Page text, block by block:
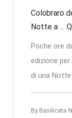
Colobraro
Notte a …
Poche ore
edizione
di una Notte
By Basilicata